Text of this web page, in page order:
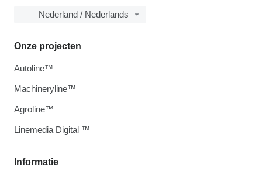
Nederland / Nederlands
Informatie
Onze projecten
Autoline™
Machineryline™
Agroline™
Linemedia Digital ™